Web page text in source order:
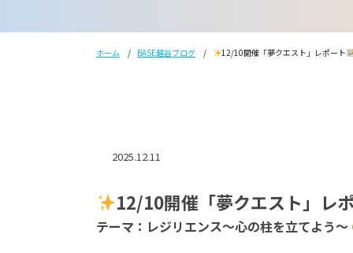
ホーム BASE越谷ブログ 12/10開催「夢クエスト」レポート
2025.12.11
12/10開催「夢クエスト」レ
テーマ：レジリエンス〜心の柱を立てよう〜